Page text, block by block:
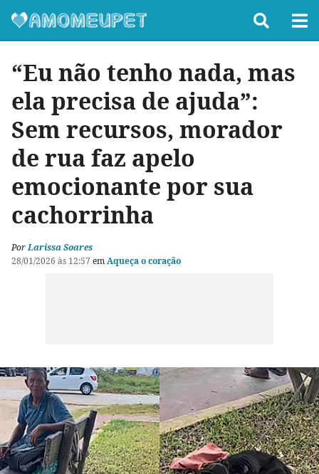
“Eu não tenho nada, mas
ela precisa de ajuda”:
Sem recursos, morador
de rua faz apelo
emocionante por sua
cachorrinha
PorLarissa Soares
28/01/2026 às 12:57 emAqueça o coração